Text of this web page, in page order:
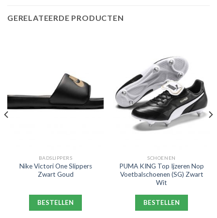
GERELATEERDE PRODUCTEN
BADSLIPPERS
Nike Victori One Slippers
Zwart Goud
BESTELLEN
SCHOENEN
PUMA KING Top Ijzeren Nop
Voetbalschoenen (SG) Zwart
Wit
BESTELLEN